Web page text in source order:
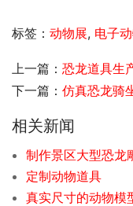
标签： 动物展, 电子
上一篇： 恐龙道具生
下一篇： 仿真恐龙骑
相关新闻
制作景区大型恐龙
定制动物道具
真实尺寸的动物模